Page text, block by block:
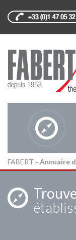
FABERT » Annuaire